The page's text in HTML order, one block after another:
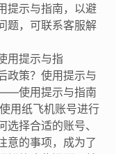
提示与指南，以避
题，可联系客服解
用提示与指
政策？使用提示与
使用提示与指南
用纸飞机账号进行
择合适的账号、
意的事项，成为了